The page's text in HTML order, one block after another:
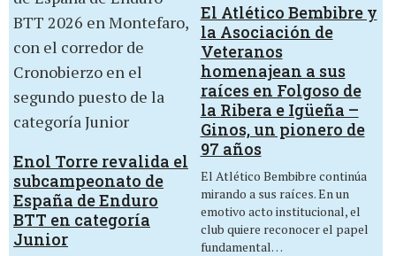
Enol Torre revalida el
subcampeonato de
España de Enduro
BTT en categoría
Junior
El Atlético Bembibre y
la Asociación de
Veteranos
homenajean a sus
raíces en Folgoso de
la Ribera e Igüeña –
Ginos, un pionero de
97 años
El Atlético Bembibre continúa
mirando a sus raíces. En un
emotivo acto institucional, el
club quiere reconocer el papel
fundamental…